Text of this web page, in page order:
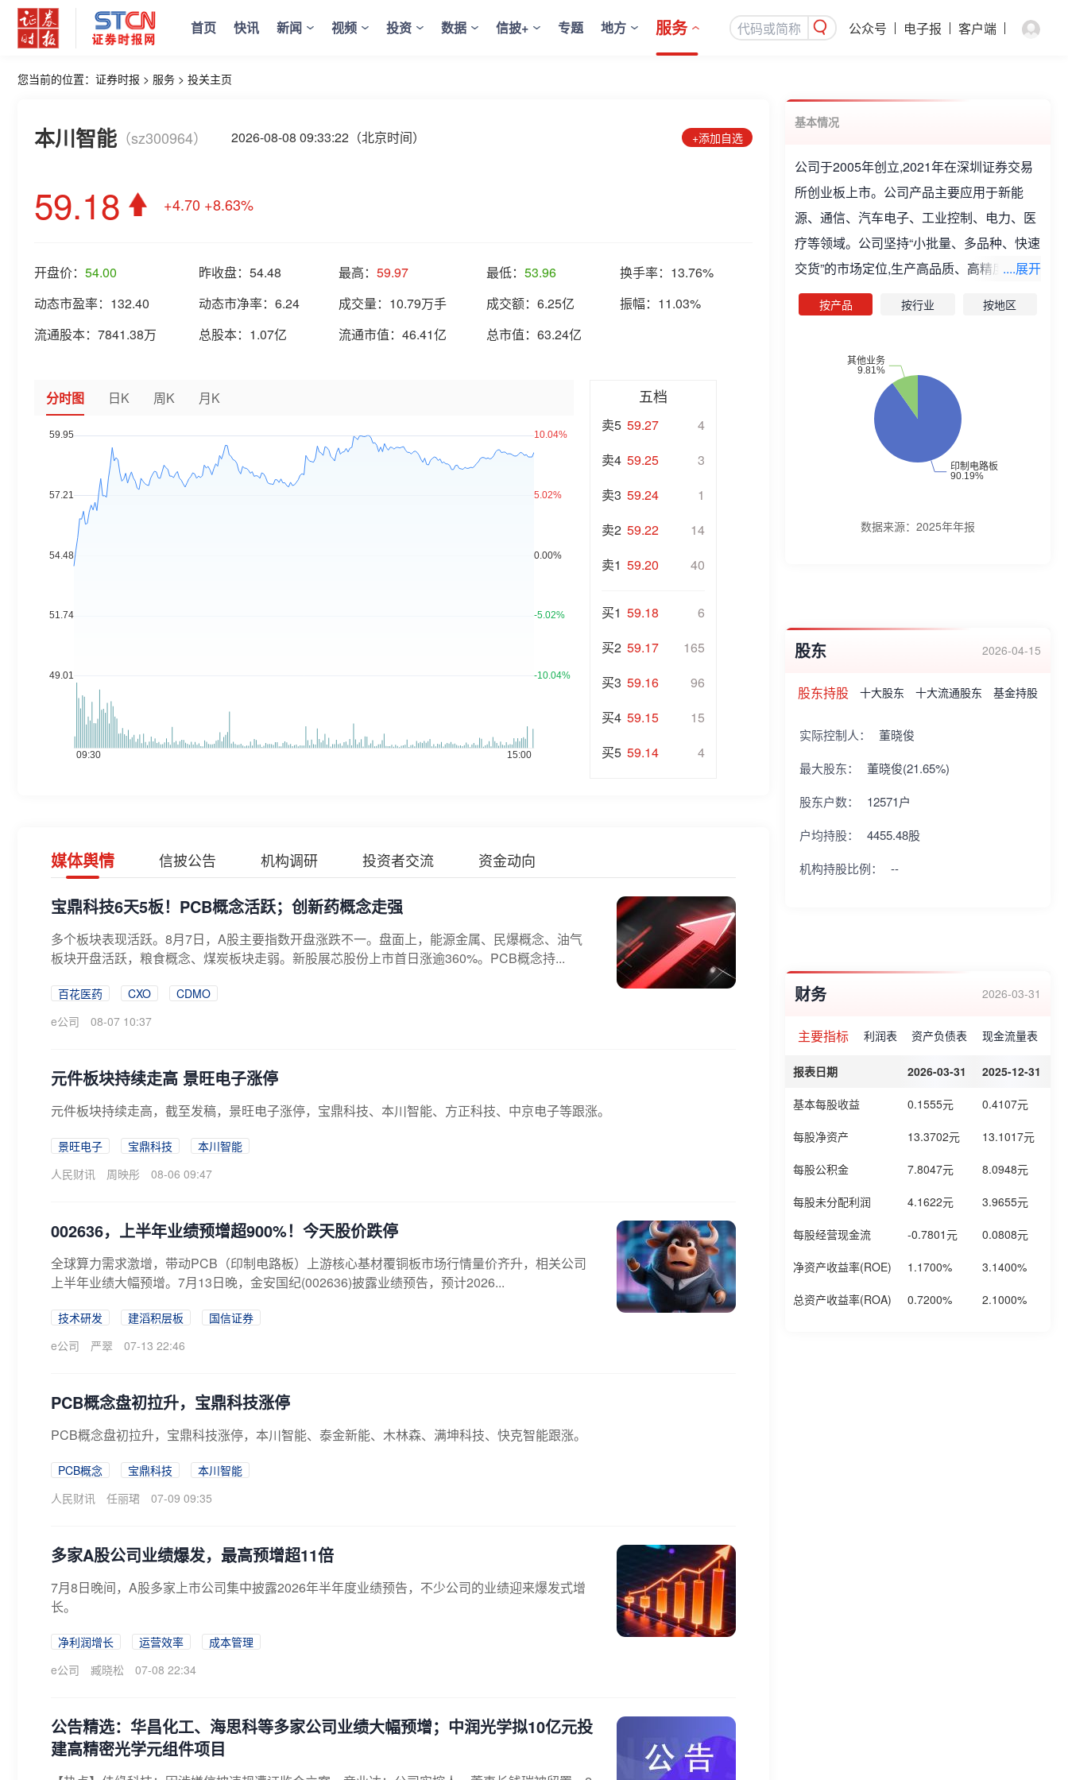
首页 快讯 新闻 视频 投资 数据 信披+ 专题 地方 服务 公众号 电子报 客户端
您当前的位置： 证券时报 > 服务 > 投关主页
本川智能 （sz300964） 2026-08-08 09:33:22（北京时间） +添加自选
59.18 +4.70 +8.63%
开盘价： 54.00 昨收盘： 54.48 最高： 59.97 最低： 53.96 换手率： 13.76%
动态市盈率： 132.40 动态市净率： 6.24 成交量： 10.79万手 成交额： 6.25亿 振幅： 11.03%
流通股本： 7841.38万 总股本： 1.07亿 流通市值： 46.41亿 总市值： 63.24亿
分时图 日K 周K 月K 五档
卖5 59.27
4
卖4 59.25
3
卖3 59.24
1
卖2 59.22
14
卖1 59.20 40
买1 59.18
6
买2 59.17
165
买3 59.16
96
买4 59.15
15
买5 59.14 4
媒体舆情 信披公告 机构调研 投资者交流 资金动向
宝鼎科技6天5板！PCB概念活跃；创新药概念走强
多个板块表现活跃。8月7日，A股主要指数开盘涨跌不一。盘面上，能源金属、民爆概念、油气
板块开盘活跃，粮食概念、煤炭板块走弱。新股展芯股份上市首日涨逾360%。PCB概念持...
百花医药 CXO
CDMO
e公司
08-07 10:37
​元件板块持续走高 景旺电子涨停
元件板块持续走高，截至发稿，景旺电子涨停，宝鼎科技、本川智能、方正科技、中京电子等跟涨。
景旺电子 宝鼎科技
本川智能
人民财讯
周映彤 08-06 09:47
002636，上半年业绩预增超900%！今天股价跌停
全球算力需求激增，带动PCB（印制电路板）上游核心基材覆铜板市场行情量价齐升，相关公司
上半年业绩大幅预增。7月13日晚，金安国纪(002636)披露业绩预告，预计2026...
技术研发 建滔积层板
国信证券
e公司
严翠 07-13 22:46
PCB概念盘初拉升，宝鼎科技涨停
PCB概念盘初拉升，宝鼎科技涨停，本川智能、泰金新能、木林森、满坤科技、快克智能跟涨。
PCB概念 宝鼎科技
本川智能
人民财讯
任丽珺 07-09 09:35
多家A股公司业绩爆发，最高预增超11倍
7月8日晚间，A股多家上市公司集中披露2026年半年度业绩预告，不少公司的业绩迎来爆发式增
长。
净利润增长 运营效率
成本管理
e公司
臧晓松 07-08 22:34
公告精选：华昌化工、海思科等多家公司业绩大幅预增；中润光学拟10亿元投
建高精密光学元组件项目
基本情况
公司于2005年创立,2021年在深圳证券交易
所创业板上市。公司产品主要应用于新能
源、通信、汽车电子、工业控制、电力、医
疗等领域。公司坚持“小批量、多品种、快速
交货”的市场定位,生产高品质、高精度、高
密度的印制电路板,最高可达30层。公司始终
聚焦电子电路核心领域,专注于高品质、高精
与销售。公司主要业务有背板、高速多层
板、高频微波板、多功能金属基板、埋阻
板、空气腔板、高频微波板、厚铜板、金属
基板、软硬结合板、软板、FDC板、功率芯
片嵌入、HDI板、大功率厚铜板、金属基
软硬结合板、大功率厚铜板、绝缘耐压板、
料板等。企业荣誉:高新技术产品认定证书、
2016年度工业企业二十强、南京市厂务公开
作伙伴”等。
....展开
按产品 按行业 按地区
数据来源： 2025年年报
股东 2026-04-15
股东持股 十大股东 十大流通股东 基金持股
实际控制人：
董晓俊
最大股东：
董晓俊(21.65%)
股东户数：
12571户
户均持股：
4455.48股
机构持股比例：
--
财务 2026-03-31
主要指标 利润表 资产负债表 现金流量表
报表日期 2026-03-31 2025-12-31
基本每股收益 0.1555元 0.4107元
每股净资产 13.3702元 13.1017元
每股公积金 7.8047元 8.0948元
每股未分配利润 4.1622元 3.9655元
每股经营现金流 -0.7801元 0.0808元
净资产收益率(ROE) 1.1700% 3.1400%
总资产收益率(ROA) 0.7200% 2.1000%